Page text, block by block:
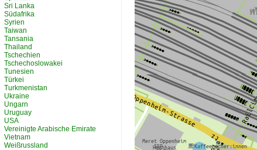
Sri Lanka
Südafrika
Syrien
Taiwan
Tansania
Thailand
Tschechien
Tschechoslowakei
Tunesien
Türkei
Turkmenistan
Ukraine
Ungarn
Uruguay
USA
Vereinigte Arabische Emirate
Vietnam
Weißrussland